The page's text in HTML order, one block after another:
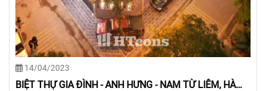
14/04/2023
BIỆT THỰ GIA ĐÌNH - CHỊ ƯNG - TÂY HỒ, HÀ NỘI